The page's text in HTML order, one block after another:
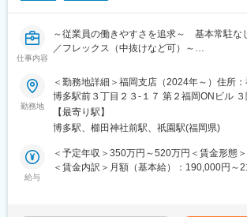
スキルを身に着けられます！
■抜群の働きやすさ・柔軟な働き方が可能！
・リモート／フレックス可 ※1日の最低勤務
・残業：平均5h程度
ユニット単位・全社で残業時間が可視化され
を削減するよう取り組んでいます。また残業
上長に通知するシステムとなっており、残業
・ノー残業デー：毎週(水)全社で18時退社を
・月1日ペースで有給取得を奨励。経営層も
仕事内容
～従業員の働きやすさを追求～ 基本常駐な
／フレックス（中抜けなど可）～
■仕事内容
・RPAにより顧客業務の効率化を行うための
入支援、顧客対応をお任せいたします！
・要件定義～導入支援、運用まで一連の業務
す！
・現在RPA支援だけでなく、ノーコード、ロ
お客様の支援幅拡大中！多種多様な顧客との
・基本常駐なし
勤務地
＜勤務地詳細＞福岡支店（2024年～）住所
博多駅前３丁目２３-１７ 第２福岡ONビル ３
策：屋内全面禁煙変更の範囲：会社の定める
【最寄り駅】
博多駅、櫛田神社前駅、祇園駅(福岡県)
給与
＜予定年収＞350万円～520万円＜賃金形態
＜賃金内訳＞月額（基本給）：190,000円～